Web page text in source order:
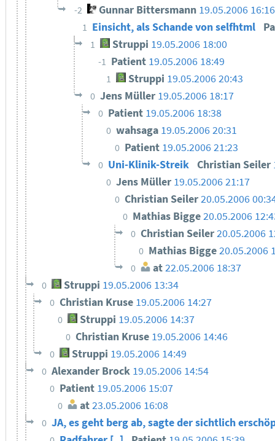
-2 Gunnar Bittersmann 19.05.2006 16:16
1 Einsicht, als Schande von selfhtml
1 Struppi 19.05.2006 18:00
-1 Patient 19.05.2006 18:49
1 Struppi 19.05.2006 20:43
0 Jens Müller 19.05.2006 18:17
0 Patient 19.05.2006 18:38
0 wahsaga 19.05.2006 20:31
0 Patient 19.05.2006 21:23
0 Uni-Klinik-Streik Christian Seiler
0 Jens Müller 19.05.2006 21:17
0 Christian Seiler20.05.2006
0 Mathias Bigge20.05.2006
0 Christian Seiler20.05.2006
0 Mathias Bigge20.05.2006
0 at22.05.2006 18:37
0 Struppi 19.05.2006 13:34
0 Christian Kruse 19.05.2006 14:27
0 Struppi 19.05.2006 14:37
0 Christian Kruse 19.05.2006 14:46
0 Struppi 19.05.2006 14:49
0 Alexander Brock 19.05.2006 14:54
0 Patient 19.05.2006 15:07
0 at23.05.2006 16:08
0 JA, es geht berg ab, sagte der sichtlich